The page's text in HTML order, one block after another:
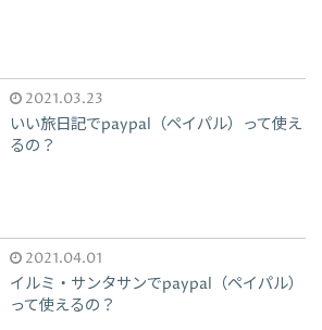
2021.03.23
いい旅日記でpaypal（ペイパル）って使え
るの？
2021.04.01
イルミ・サンタサンでpaypal（ペイパル）
って使えるの？